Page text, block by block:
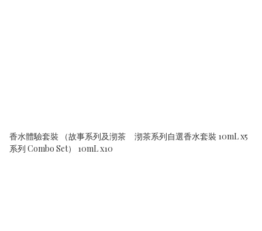
香水體驗套裝 （故事系列及沏茶
系列 Combo Set） 10mL x10
沏茶系列自選香水套裝 10mL x5